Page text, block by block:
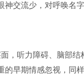
交流少，对呼唤名
，听力障碍、脑部
的早期情感忽视，同